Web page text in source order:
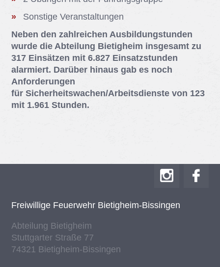
Sons­ti­ge Ver­an­stal­tun­gen
Neben den zahlreichen Ausbildungstunden
wurde die Abteilung Bietigheim insgesamt zu
317 Einsätzen mit 6.827 Einsatzstunden
alarmiert. Darüber hinaus gab es noch
Anforderungen
für Sicherheitswachen/Arbeitsdienste von 123
mit 1.961 Stunden.
Frei­wil­li­ge Feu­er­wehr Bie­tig­heim-Bis­sin­gen
Ab­tei­lung Bie­tig­heim
Stutt­gar­ter Stra­ße 77
74321 Bie­tig­heim-Bis­sin­gen